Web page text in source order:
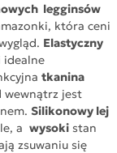
legginsów
która ceni
Elastyczny
idealne
tkanina
wewnątrz jest
Silikonowy lej
a wysoki stan
zsuwaniu się